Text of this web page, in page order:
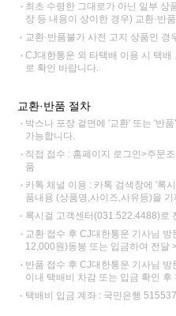
최초 수령한 그대로가 아닌 일부 상
장 등 내용이 상이한 경우) 교환·반
교환·반품불가 사전 고지 상품인 경
CJ대한통운 외 타택배 이용 시 택
로 확인 바랍니다.
교환·반품 절차
박스나 포장 겉면에 '교환' 또는 '반
가능합니다.
직접 접수 : 홈페이지 로그인>주문
품
카톡 채널 이용 : 카톡 검색창에 '록
품내용 (상품명,사이즈,사유등)을 기
록시걸 고객센터(031.522.4488)로
교환 접수 후 CJ대한통운 기사님
12,000원)동봉 또는 입금하여 전달
반품 접수 후 CJ대한통운 기사님
이내 택배비 차감 또는 입금 확인 후
택배비 입금 계좌 : 국민은행